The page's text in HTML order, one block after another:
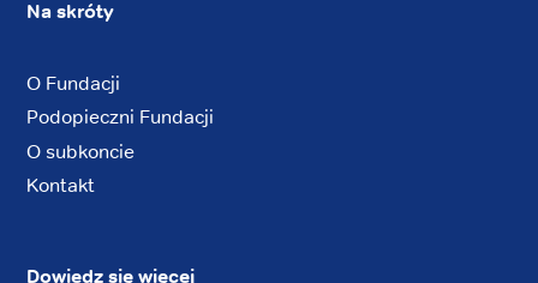
Na skróty
O Fundacji
Podopieczni Fundacji
O subkoncie
Kontakt
Dowiedz się więcej